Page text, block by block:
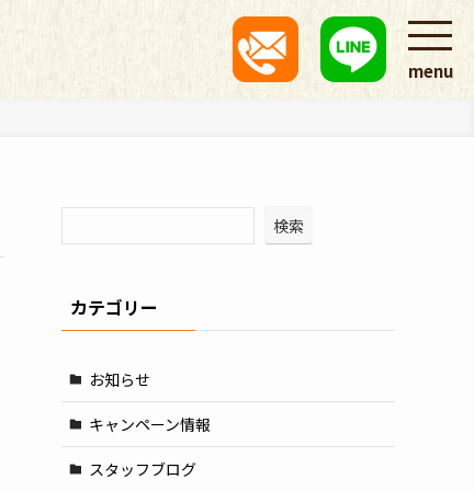
menu
検索
カテゴリー
お知らせ
キャンペーン情報
スタッフブログ